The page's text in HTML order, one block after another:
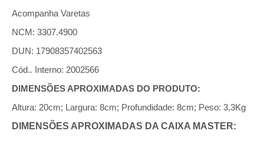
Acompanha Varetas
NCM: 3307.4900
DUN: 17908357402563
Cód.. Interno: 2002566
DIMENSÕES APROXIMADAS DO PRODUTO:
Altura: 20cm; Largura: 8cm; Profundidade: 8cm; Peso: 3,3Kg
DIMENSÕES APROXIMADAS DA CAIXA MASTER: